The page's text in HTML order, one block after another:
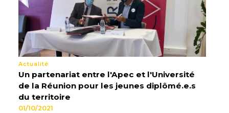
Actualité
Un partenariat entre l'Apec et l'Université
de la Réunion pour les jeunes diplômé.e.s
du territoire
01/10/2021